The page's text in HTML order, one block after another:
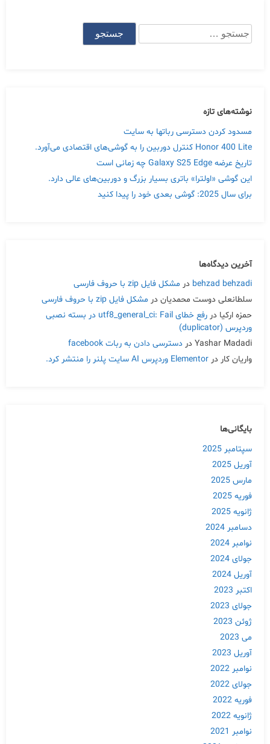
جستجو
برای:
نوشته‌های تازه
مسدود کردن دسترسی رباتها به سایت
Honor 400 Lite کنترل دوربین را به گوشی‌های اقتصادی می‌آورد.
تاریخ عرضه Galaxy S25 Edge چه زمانی است
این گوشی «اولترا» باتری بسیار بزرگ و دوربین‌های عالی دارد.
برای سال 2025: گوشی بعدی خود را پیدا کنید
آخرین دیدگاه‌ها
behzad behzadi در مشکل فایل zip با حروف فارسی
سلطانعلی دوست محمدیان در مشکل فایل zip با حروف فارسی
حمزه ارکیا در
رفع خطای utf8_general_ci: Fail در بسته نصبی
وردپرس (duplicator)
Yashar Madadi در دسترسی دادن به ربات facebook
واریان کار در Elementor وردپرس AI سایت پلنر را منتشر کرد.
بایگانی‌ها
سپتامبر 2025
آوریل 2025
مارس 2025
فوریه 2025
ژانویه 2025
دسامبر 2024
نوامبر 2024
جولای 2024
آوریل 2024
اکتبر 2023
جولای 2023
ژوئن 2023
می 2023
آوریل 2023
نوامبر 2022
جولای 2022
فوریه 2022
ژانویه 2022
نوامبر 2021